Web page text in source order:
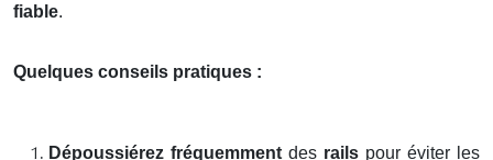
fiable.
Quelques conseils pratiques :
Dépoussiérez fréquemment des rails pour éviter les